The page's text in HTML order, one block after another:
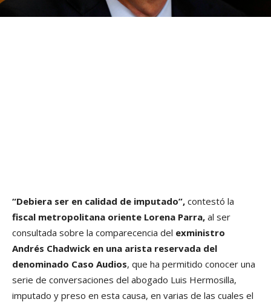
“Debiera ser en calidad de imputado”, contestó la
fiscal metropolitana oriente Lorena Parra, al ser
consultada sobre la comparecencia del exministro
Andrés Chadwick en una arista reservada del
denominado Caso Audios, que ha permitido conocer una
serie de conversaciones del abogado Luis Hermosilla,
imputado y preso en esta causa, en varias de las cuales el